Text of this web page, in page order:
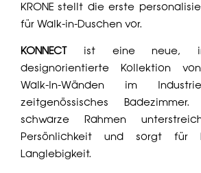
KRONE stellt die erste
für Walk-in-Duschen vor.
KONNECTist eine neue,
designorientierte Kollektion
Walk-In-Wänden im
zeitgenössisches
schwarze Rahmen
Persönlichkeit und sorgt für
Langlebigkeit.